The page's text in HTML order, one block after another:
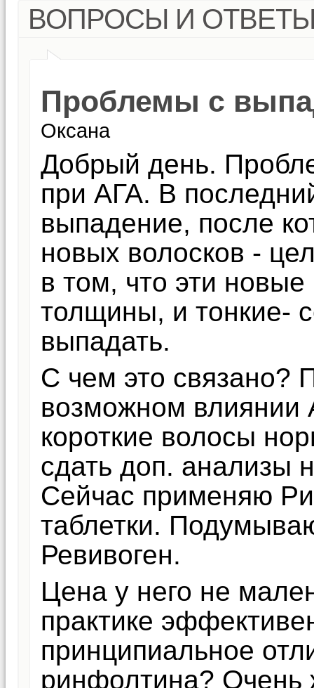
ВОПРОСЫ И
Проблемы с
Оксана
Добрый день.
при АГА. В
выпадение, после
новых волосков -
в том, что эти
толщины, и тонкие-
выпадать.
С чем это связано?
возможном
короткие волосы
сдать доп. анализы
Сейчас применяю
таблетки.
Ревивоген.
Цена у него не
практике
принципиальное
ринфолтина? Очень